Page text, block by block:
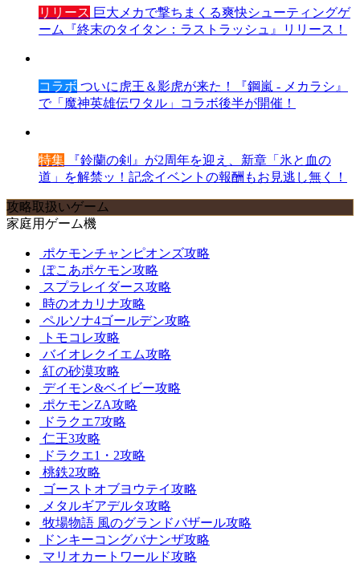
リリース 巨大メカで撃ちまくる爽快シューティングゲ
ーム『終末のタイタン：ラストラッシュ』リリース！
コラボ ついに虎王＆影虎が来た！『鋼嵐 - メカラシ』
で「魔神英雄伝ワタル」コラボ後半が開催！
特集 『鈴蘭の剣』が2周年を迎え、新章「氷と血の
道」を解禁ッ！記念イベントの報酬もお見逃し無く！
攻略取扱いゲーム
家庭用ゲーム機
ポケモンチャンピオンズ攻略
ぽこあポケモン攻略
スプラレイダース攻略
時のオカリナ攻略
ペルソナ4ゴールデン攻略
トモコレ攻略
バイオレクイエム攻略
紅の砂漠攻略
デイモン&ベイビー攻略
ポケモンZA攻略
ドラクエ7攻略
仁王3攻略
ドラクエ1・2攻略
桃鉄2攻略
ゴーストオブヨウテイ攻略
メタルギアデルタ攻略
牧場物語 風のグランドバザール攻略
ドンキーコングバナンザ攻略
マリオカートワールド攻略